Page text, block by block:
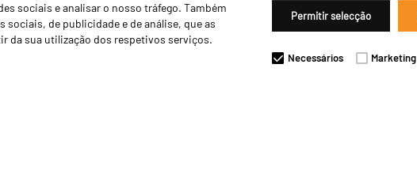
sociais e analisar o nosso tráfego. Também
de publicidade e de análise, que as
da sua utilização dos respetivos serviços.
Permitir selecção
Necessários Marketing